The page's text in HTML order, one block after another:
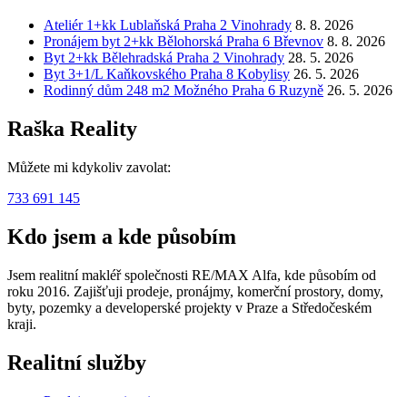
Ateliér 1+kk Lublaňská Praha 2 Vinohrady 8. 8. 2026
Pronájem byt 2+kk Bělohorská Praha 6 Břevnov 8. 8. 2026
Byt 2+kk Bělehradská Praha 2 Vinohrady 28. 5. 2026
Byt 3+1/L Kaňkovského Praha 8 Kobylisy 26. 5. 2026
Rodinný dům 248 m2 Možného Praha 6 Ruzyně 26. 5. 2026
Raška Reality
Můžete mi kdykoliv zavolat:
733 691 145
Kdo jsem a kde působím
Jsem realitní makléř společnosti RE/MAX Alfa, kde působím od
roku 2016. Zajišťuji prodeje, pronájmy, komerční prostory, domy,
byty, pozemky a developerské projekty v Praze a Středočeském
kraji.
Realitní služby